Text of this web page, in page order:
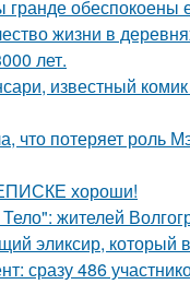
обеспокоены
жизни в
лет.
известный
что потеряет роль
хороши!
жителей
эликсир, который
сразу 486